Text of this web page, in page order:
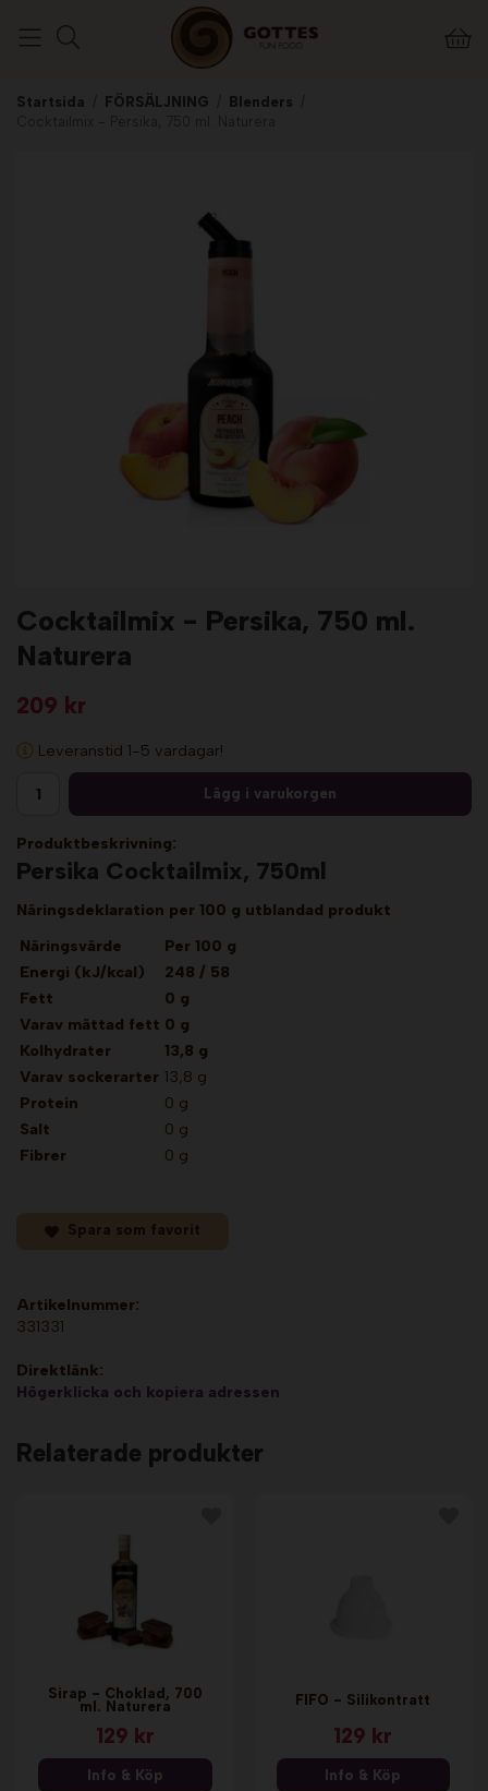
Startsida FÖRSÄLJNING Blenders
Cocktailmix - Persika, 750 ml.
Naturera
209 kr
Leveranstid 1-5 vardagar!
Lägg i varukorgen
Produktbeskrivning:
Persika Cocktailmix, 750ml
Näringsdeklaration per 100 g utblandad produkt
Näringsvärde
Per 100 g
Energi (kJ/kcal)
248 / 58
Fett
0 g
Varav mättad fett 0 g
Kolhydrater
13,8 g
Varav sockerarter 13,8 g
Protein
0 g
Salt
0 g
Fibrer
0 g
Spara som favorit
Artikelnummer:
331331
Direktlänk:
Högerklicka och kopiera adressen
Relaterade produkter
Sirap - Choklad, 700
ml. Naturera
129 kr
Info & Köp
FIFO - Silikontratt
129 kr
Info & Köp